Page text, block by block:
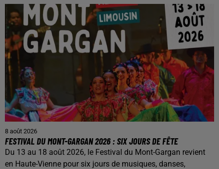
8 août 2026
FESTIVAL DU MONT-GARGAN 2026 : SIX JOURS DE FÊTE
Du 13 au 18 août 2026, le Festival du Mont-Gargan revient
en Haute-Vienne pour six jours de musiques, danses,